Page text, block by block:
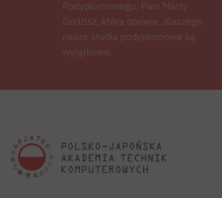
Podyplomowego, Pani Marty
Godzisz, która opowie, dlaczego
nasze studia podyplomowe są
wyjątkowe.